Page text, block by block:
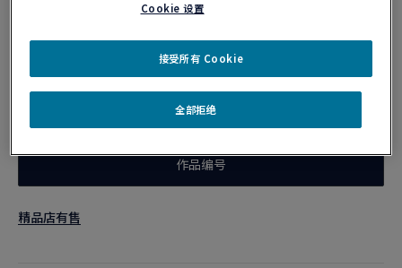
Force 10手链
个性化定制
作品编号
精品店有售
Cookie 设置
全部拒绝
接受所有 Cookie